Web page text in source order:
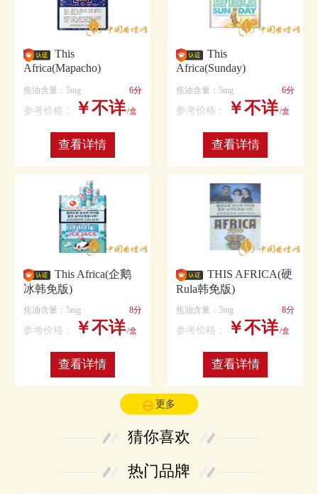
This
Africa(Mapacho)
焦油含量：5mg 6分
参考价格： ￥不详/盒
查看详情
This
Africa(Sunday)
焦油含量：5mg 6分
参考价格： ￥不详/盒
查看详情
This Africa(企鹅
冰韩免版)
焦油含量：5mg 8分
参考价格： ￥不详/盒
查看详情
THIS AFRICA(硬
Rula韩免版)
焦油含量：5mg 8分
参考价格： ￥不详/盒
查看详情
更多
猜你喜欢
热门品牌